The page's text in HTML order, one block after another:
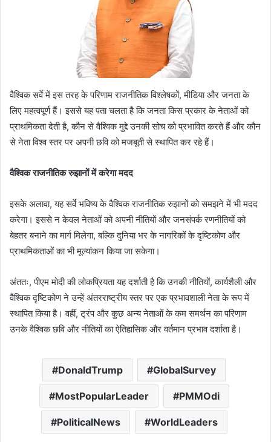
वैश्विक सर्वे में इस तरह के परिणाम राजनीतिक विश्लेषकों, मीडिया और जनता के
लिए महत्वपूर्ण हैं। इससे यह पता चलता है कि जनता किस प्रकार के नेताओं को
प्राथमिकता देती है, कौन से वैश्विक मुद्दे उनकी सोच को प्रभावित करते हैं और कौन
से नेता विश्व स्तर पर अपनी छवि को मजबूती से स्थापित कर रहे हैं।
वैश्विक राजनीतिक रुझानों में करेगा मदद
इसके अलावा, यह सर्वे भविष्य के वैश्विक राजनीतिक रुझानों को समझने में भी मदद
करेगा। इससे न केवल नेताओं को अपनी नीतियों और जनसंपर्क रणनीतियों को
बेहतर बनाने का मार्ग मिलेगा, बल्कि दुनिया भर के नागरिकों के दृष्टिकोण और
प्राथमिकताओं का भी मूल्यांकन किया जा सकेगा।
अंततः, पीएम मोदी की लोकप्रियता यह दर्शाती है कि उनकी नीतियों, कार्यशैली और
वैश्विक दृष्टिकोण ने उन्हें अंतरराष्ट्रीय स्तर पर एक प्रभावशाली नेता के रूप में
स्थापित किया है। वहीं, ट्रंप और कुछ अन्य नेताओं के कम समर्थन का परिणाम
उनके वैश्विक छवि और नीतियों का ऐतिहासिक और वर्तमान प्रभाव दर्शाता है।
DonaldTrump GlobalSurvey
MostPopularLeader PMMOdi
PoliticalNews WorldLeaders